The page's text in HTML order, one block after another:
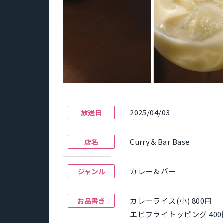
放送日 2025/04/03
店名 Curry＆Bar Base
ジャンル カレー＆バー
お品書き
カレーライス(小) 800円
エビフライトッピング